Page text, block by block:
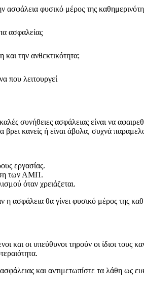
ασφάλεια φυσικό μέρος της
ασφαλείας
και την ανθεκτικότητα;
που λειτουργεί
συνήθειες ασφάλειας είναι να
βρει κανείς ή είναι άβολα, συχνά
εργασίας.
των ΑΜΠ.
όταν χρειάζεται.
ασφάλεια θα γίνει φυσικό μέρος της
και οι υπεύθυνοι τηρούν οι ίδιοι
και αντιμετωπίστε τα λάθη ως